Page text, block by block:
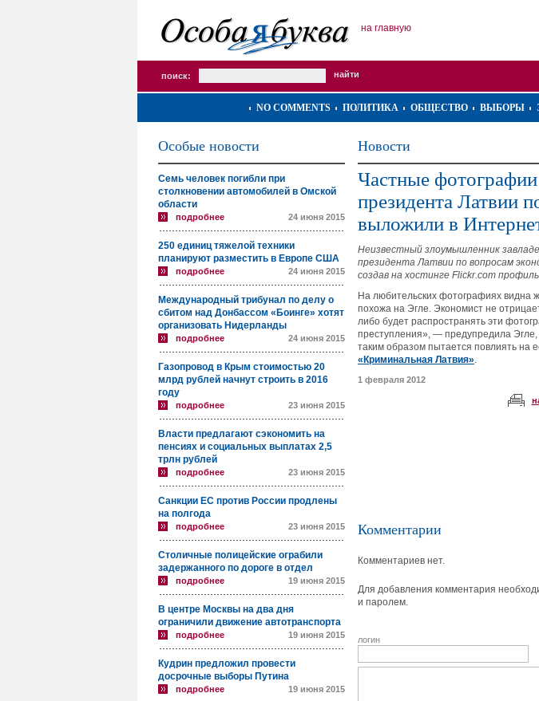
на главную
поиск:
NO COMMENTS ПОЛИТИКА ОБЩЕСТВО ВЫБОРЫ
Особые новости
Семь человек погибли при
столкновении автомобилей в Омской
области
подробнее 24 июня 2015
250 единиц тяжелой техники
планируют разместить в Европе США
подробнее 24 июня 2015
Международный трибунал по делу о
сбитом над Донбассом «Боинге» хотят
организовать Нидерланды
подробнее 24 июня 2015
Газопровод в Крым стоимостью 20
млрд рублей начнут строить в 2016
году
подробнее 23 июня 2015
Власти предлагают сэкономить на
пенсиях и социальных выплатах 2,5
трлн рублей
подробнее 23 июня 2015
Санкции ЕС против России продлены
на полгода
подробнее 23 июня 2015
Столичные полицейские ограбили
задержанного по дороге в отдел
подробнее 19 июня 2015
В центре Москвы на два дня
ограничили движение автотранспорта
подробнее 19 июня 2015
Кудрин предложил провести
досрочные выборы Путина
подробнее 19 июня 2015
Новости
Частные фотографии
президента Латвии
выложили в
Неизвестный злоумышленник
президента Латвии по вопросам
создав на хостинге Flickr.com
На любительских фотографиях видна
похожа на Эгле. Экономист не
либо будет распространять эти
преступления», — предупредила
таким образом пытается повлиять на
«Криминальная Латвия».
1 февраля 2012
Комментарии
Комментариев нет.
Для добавления комментария
и паролем.
логин